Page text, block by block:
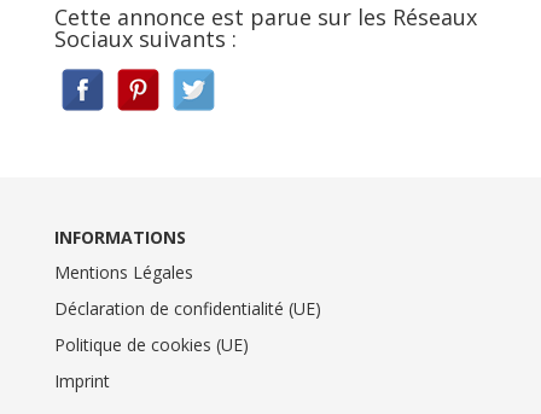
Cette annonce est parue sur les Réseaux
Sociaux suivants :
INFORMATIONS
Mentions Légales
Déclaration de confidentialité (UE)
Politique de cookies (UE)
Imprint